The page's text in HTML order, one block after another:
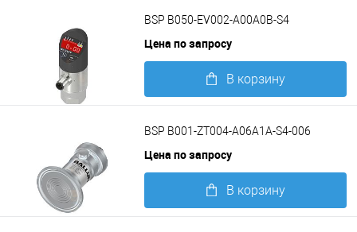
BSP B050-EV002-A00A0B-S4
Цена по запросу
В корзину
BSP B001-ZT004-A06A1A-S4-006
Цена по запросу
В корзину